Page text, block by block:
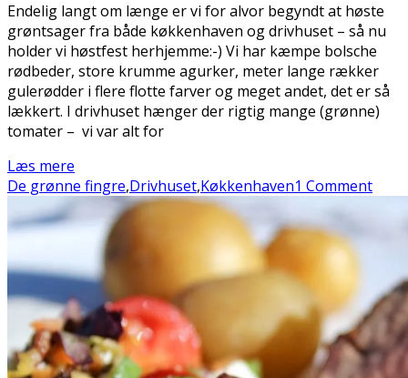
Endelig langt om længe er vi for alvor begyndt at høste
grøntsager fra både køkkenhaven og drivhuset – så nu
holder vi høstfest herhjemme:-) Vi har kæmpe bolsche
rødbeder, store krumme agurker, meter lange rækker
gulerødder i flere flotte farver og meget andet, det er så
lækkert. I drivhuset hænger der rigtig mange (grønne)
tomater – vi var alt for
Læs mere
De grønne fingre,Drivhuset,Køkkenhaven1 Comment